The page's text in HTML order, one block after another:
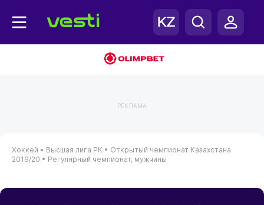
РЕКЛАМА
Хоккей • Высшая лига РК • Открытый чемпионат Казахстана
2019/20 • Регулярный чемпионат, мужчины